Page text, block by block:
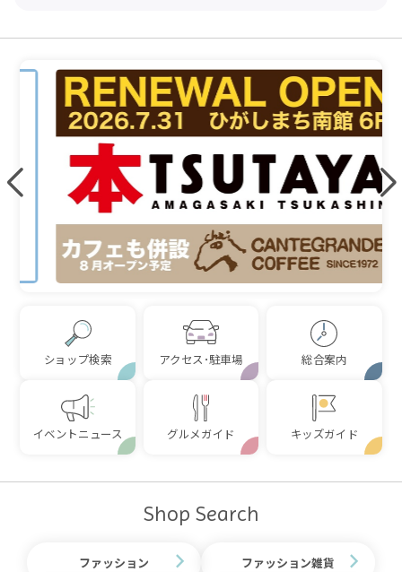
ショップ検索 アクセス･駐車場 総合案内
イベントニュース グルメガイド キッズガイド
Shop Search
ファッション ファッション雑貨